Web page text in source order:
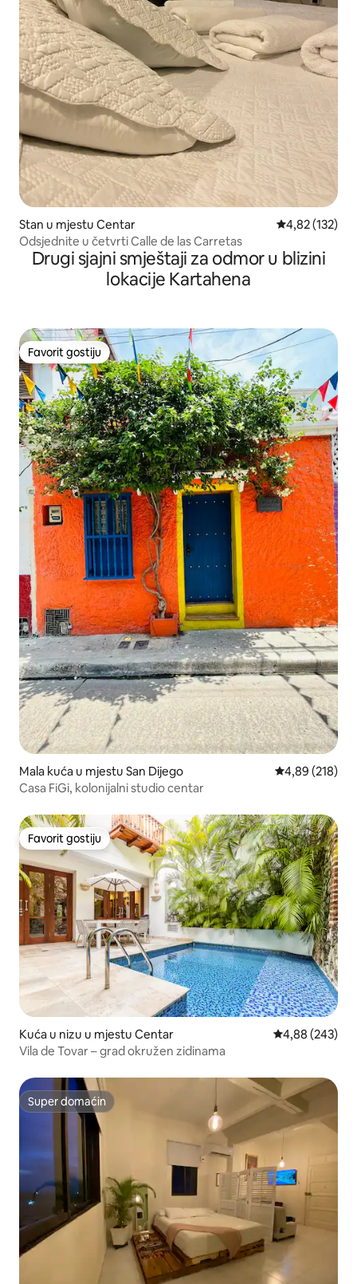
Stan u mjestu Centar prosječna
4,82 (132)
Odsjednite u četvrti Calle de las Carretas
Drugi sjajni smještaji za odmor u blizini
lokacije Kartahena
Favorit gostiju
Favorit gostiju
Mala kuća u mjestu San Dijego prosječna
4,89 (218)
Casa FiGi, kolonijalni studio centar
Favorit gostiju
Favorit gostiju
Kuća u nizu u mjestu Centar prosječna
4,88 (243)
Vila de Tovar – grad okružen zidinama
Super domaćin
Super domaćin